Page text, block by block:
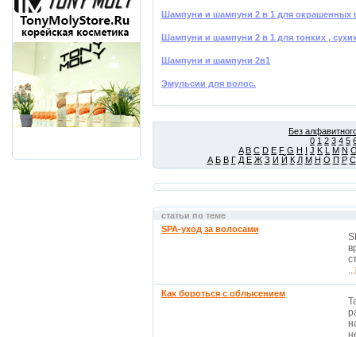
Шампуни и шампуни 2 в 1 для окрашенных
Шампуни и шампуни 2 в 1 для тонких ,
Шампуни и шампуни 2в1
Эмульсии для волос.
Без
0 1 2 3 4 5
A B C D E F G H I J K L M N
А Б В Г Д Е Ж З И Й К Л М Н О П Р С
статьи по теме
SPA-уход за волосами
...
Как бороться с облысением